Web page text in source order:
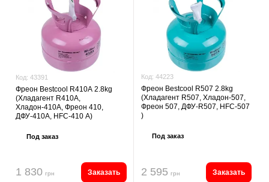
Код: 43391
Фреон Bestcool R410А 2.8kg
(Хладагент R410А,
Хладон-410А, Фреон 410,
ДФУ-410А, HFC-410 А)
Под заказ
1 830 грн Заказать
Код: 44223
Фреон Bestcool R507 2.8kg
(Хладагент R507, Хладон-507,
Фреон 507, ДФУ-R507, HFC-507
)
Под заказ
2 595 грн Заказать